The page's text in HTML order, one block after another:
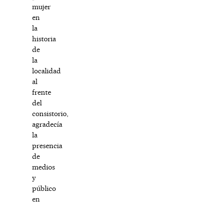
mujer
en
la
historia
de
la
localidad
al
frente
del
consistorio,
agradecía
la
presencia
de
medios
y
público
en